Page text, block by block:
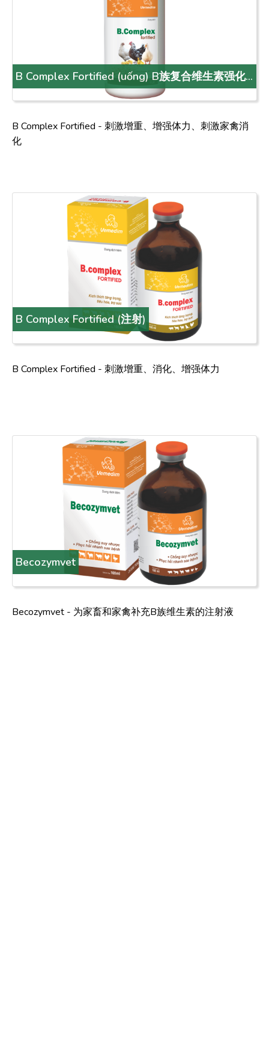
B Complex Fortified (uống) B族复合维生素强化
型 (饮用)
B Complex Fortified - 刺激增重、增强体力、刺激家禽消
化
B Complex Fortified (注射)
B Complex Fortified - 刺激增重、消化、增强体力
Becozymvet
Becozymvet - 为家畜和家禽补充B族维生素的注射液